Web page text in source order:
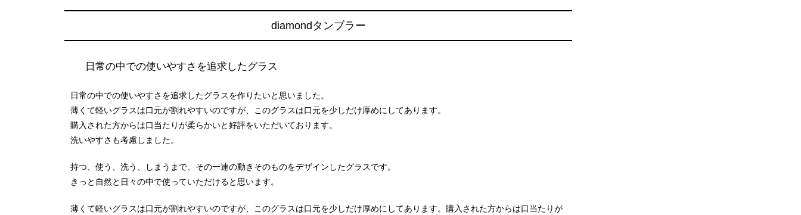
diamondタンブラー
日常の中での使いやすさを追求したグラス
日常の中での使いやすさを追求したグラスを作りたいと思いました。
薄くて軽いグラスは口元が割れやすいのですが、このグラスは口元を少しだけ厚めにしてあります。
購入された方からは口当たりが柔らかいと好評をいただいております。
洗いやすさも考慮しました。
持つ、使う、洗う、しまうまで、その一連の動きそのものをデザインしたグラスです。
きっと自然と日々の中で使っていただけると思います。
薄くて軽いグラスは口元が割れやすいのですが、このグラスは口元を少しだけ厚めにしてあります。購入された方からは口当たりが